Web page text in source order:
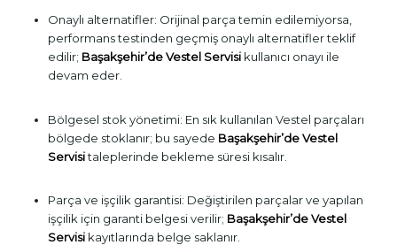
Onaylı alternatifler: Orijinal parça temin edilemiyorsa,
performans testinden geçmiş onaylı alternatifler teklif
edilir; Başakşehir’de Vestel Servisikullanıcı onayı ile
devam eder.
Bölgesel stok yönetimi: En sık kullanılan Vestel parçaları
bölgede stoklanır; bu sayede Başakşehir’de Vestel
Servisitaleplerinde bekleme süresi kısalır.
Parça ve işçilik garantisi: Değiştirilen parçalar ve yapılan
işçilik için garanti belgesi verilir; Başakşehir’de Vestel
Servisikayıtlarında belge saklanır.